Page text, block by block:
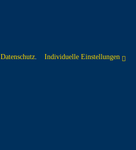
Datenschutz Individuelle Einstellungen